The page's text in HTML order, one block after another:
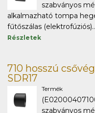
szabványos
alkalmazható tompa
fűtőszálas
Részletek
710 hosszú
SDR17
Termék
szabványos